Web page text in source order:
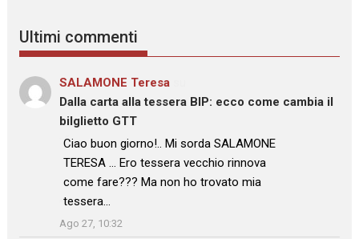
Ultimi commenti
SALAMONE Teresa
Dalla carta alla tessera BIP: ecco come cambia il
bilglietto GTT
: “
Ciao buon giorno!.. Mi sorda SALAMONE
TERESA … Ero tessera vecchio rinnova
come fare??? Ma non ho trovato mia
tessera…
Ago 27, 10:32